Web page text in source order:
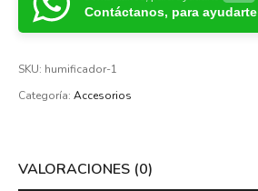
Contáctanos, para ayudarte
SKU: humificador-1
Categoría: Accesorios
VALORACIONES (0)